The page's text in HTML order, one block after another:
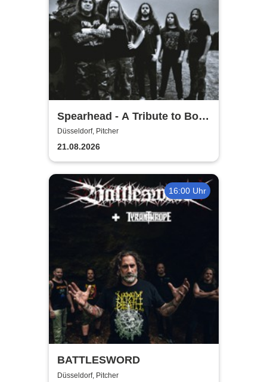
Spearhead - A Tribute to Bolt
Thrower
Düsseldorf, Pitcher
21.08.2026
16:00 Uhr
BATTLESWORD
Düsseldorf, Pitcher